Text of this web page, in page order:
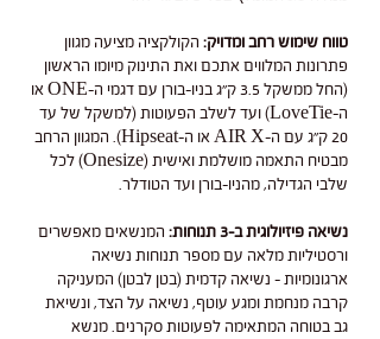
טווח שימוש רחב ומדויק: הקולקציה מציעה מגוון
פתרונות המלווים אתכם ואת התינוק מיומו הראשון
(החל ממשקל 3.5 ק"ג בניו-בורן עם דגמי ה-ONE או
ה-LoveTie) ועד לשלב הפעוטות (למשקל של עד
20 ק"ג עם ה-AIR X או ה-Hipseat). המגוון הרחב
מבטיח התאמה מושלמת ואישית (Onesize) לכל
שלבי הגדילה, מהניו-בורן ועד הטודלר.
נשיאה פיזיולוגית ב-3 תנוחות:
המנשאים מאפשרים
ורסטיליות מלאה עם מספר תנוחות נשיאה
ארגונומיות – נשיאה קדמית (בטן לבטן) המעניקה
קרבה מנחמת ומגע עוטף, נשיאה על הצד, ונשיאת
גב בטוחה המתאימה לפעוטות סקרנים. מנשא